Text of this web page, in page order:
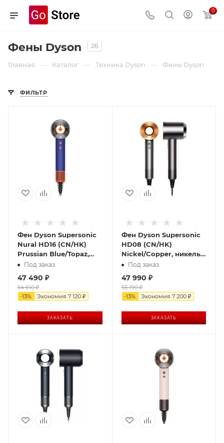
0
Фены Dyson 26
Главная — Каталог — Техника Dyson — Фены Dyson
ФИЛЬТР
Фен Dyson Supersonic
Nural HD16 (CN/HK)
Prussian Blue/Topaz,
синий
Под заказ
47 490 ₽
54 610₽
-13% Экономия 7 120 ₽
ЗАКАЗАТЬ
Фен Dyson Supersonic
HD08 (CN/HK)
Nickel/Copper, никель/
медь
Под заказ
47 990 ₽
55 190₽
-13% Экономия 7 200₽
ЗАКАЗАТЬ